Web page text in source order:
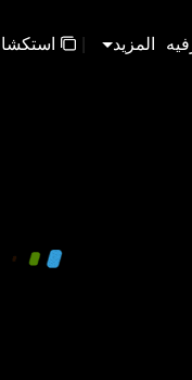
المزيد |